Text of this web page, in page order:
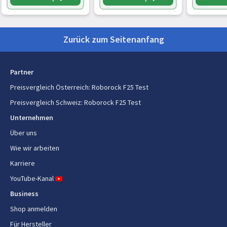
Akku-/Batteriespannung 21,6 V
60 min
Sonstige Funktionen
Abnehmbarer Handstaubsauger
Lieferumfang
Betriebsanleitung
Zurück zum Seitenanfang
Partner
Preisvergleich Österreich: Roborock F25 Test
Preisvergleich Schweiz: Roborock F25 Test
Unternehmen
Über uns
Wie wir arbeiten
Karriere
YouTube-Kanal
Business
Shop anmelden
Für Hersteller